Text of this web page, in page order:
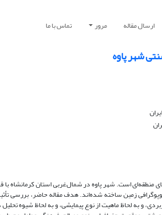
ارسال مقاله مرور تماس با ما
شهر پاوه
منطقه‌ای است. شهر پاوه در شمال‌غربی استان کرمانشاه
زمین ساخته شده‌اند. هدف مقاله حاضر، بررسی
و به لحاظ ماهیت از نوع پیمایشی، و به لحاظ شیوه تحلیل